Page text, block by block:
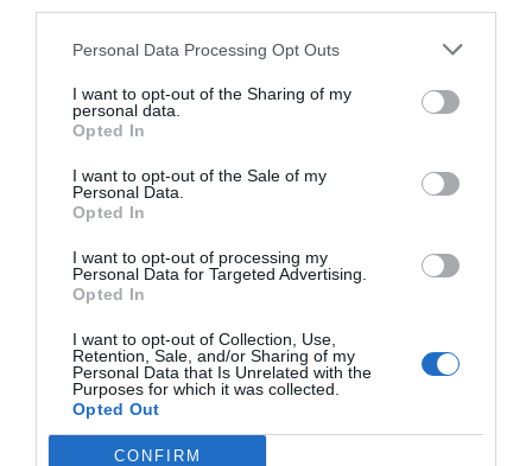
Personal Data Processing Opt Outs
I want to opt-out of the Sharing of my
personal data.
Opted In
I want to opt-out of the Sale of my
Personal Data.
Opted In
I want to opt-out of processing my
Personal Data for Targeted Advertising.
Opted In
I want to opt-out of Collection, Use,
Retention, Sale, and/or Sharing of my
Personal Data that Is Unrelated with the
Purposes for which it was collected.
Opted Out
CONFIRM
DIARIO DE LA CORRUPCIÓN SANCHISTA
Oír se manifiesta delante de La Mareta:
“Pedro Sánchez es un criminal”
por Redacción
Artículos anteriores
Opinión
por Eulogio López